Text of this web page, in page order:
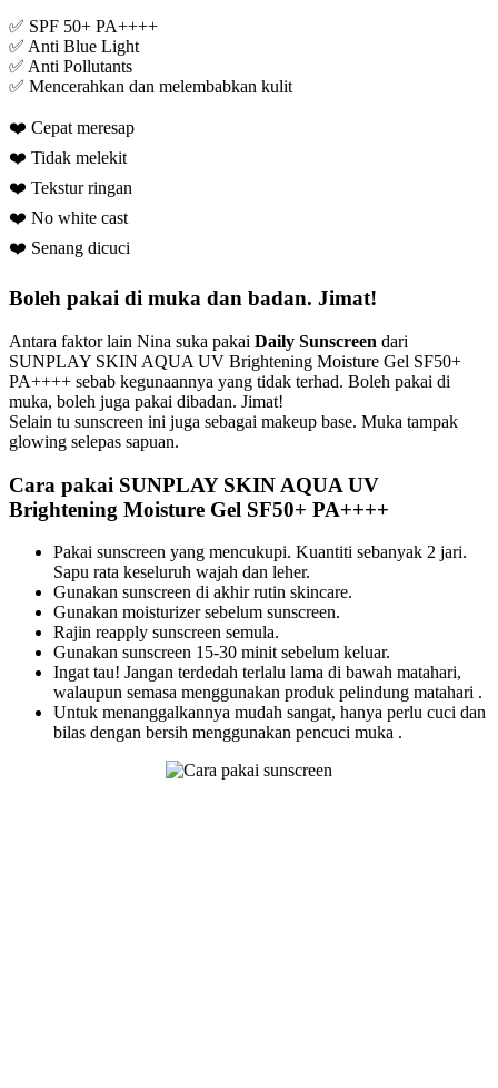
✅ SPF 50+ PA++++
✅ Anti Blue Light
✅ Anti Pollutants
✅ Mencerahkan dan melembabkan kulit
❤️ Cepat meresap
❤️ Tidak melekit
❤️ Tekstur ringan
❤️ No white cast
❤️ Senang dicuci
Boleh pakai di muka dan badan. Jimat!
Antara faktor lain Nina suka pakai Daily Sunscreen dari
SUNPLAY SKIN AQUA UV Brightening Moisture Gel SF50+
PA++++ sebab kegunaannya yang tidak terhad. Boleh pakai di
muka, boleh juga pakai dibadan. Jimat!
Selain tu sunscreen ini juga sebagai makeup base. Muka tampak
glowing selepas sapuan.
Cara pakai SUNPLAY SKIN AQUA UV
Brightening Moisture Gel SF50+ PA++++
Pakai sunscreen yang mencukupi. Kuantiti sebanyak 2 jari.
Sapu rata keseluruh wajah dan leher.
Gunakan sunscreen di akhir rutin skincare.
Gunakan moisturizer sebelum sunscreen.
Rajin reapply sunscreen semula.
Gunakan sunscreen 15-30 minit sebelum keluar.
Ingat tau! Jangan terdedah terlalu lama di bawah matahari,
walaupun semasa menggunakan produk pelindung matahari .
Untuk menanggalkannya mudah sangat, hanya perlu cuci dan
bilas dengan bersih menggunakan pencuci muka .